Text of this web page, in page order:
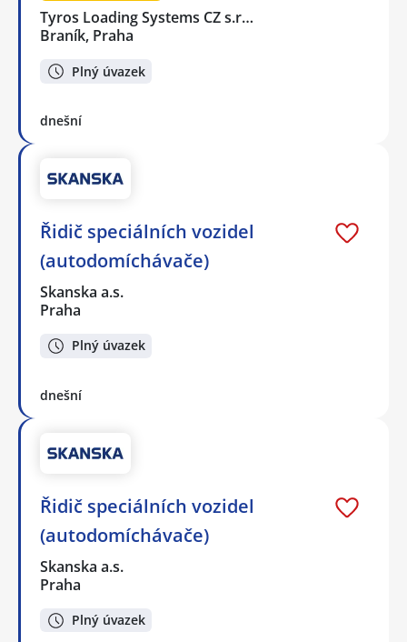
Tyros Loading Systems CZ s.r…
Braník, Praha
Plný úvazek
dnešní
Řidič speciálních vozidel
(autodomíchávače)
Skanska a.s.
Praha
Plný úvazek
dnešní
Řidič speciálních vozidel
(autodomíchávače)
Skanska a.s.
Praha
Plný úvazek